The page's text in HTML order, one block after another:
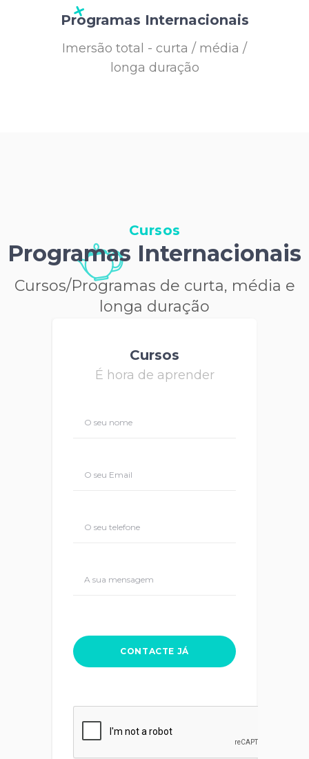
Programas Internacionais
Imersão total - curta / média /
longa duração
Cursos
Programas Internacionais
Cursos/Programas de curta, média e
longa duração
Cursos
É hora de aprender